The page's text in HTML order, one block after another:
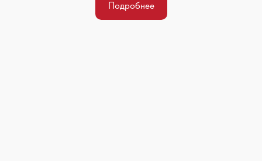
Подробнее